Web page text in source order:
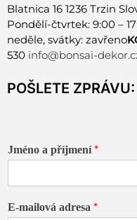
Blatnica 16 1236 Trzin
Pondělí-čtvrtek: 9:00 –
neděle, svátky: zavřeno
530 info@bonsai-
POŠLETE ZPRÁVU:
Jméno a příjmení*
E-mailová adresa *